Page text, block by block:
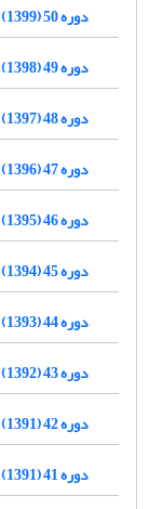
دوره 50 (1399)
دوره 49 (1398)
دوره 48 (1397)
دوره 47 (1396)
دوره 46 (1395)
دوره 45 (1394)
دوره 44 (1393)
دوره 43 (1392)
دوره 42 (1391)
دوره 41 (1391)